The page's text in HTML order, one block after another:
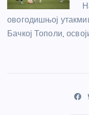
овогодишњој
Бачкој Тополи,